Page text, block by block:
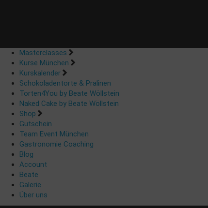
Masterclasses
Kurse München
Kurskalender
Schokoladentorte & Pralinen
Torten4You by Beate Wöllstein
Naked Cake by Beate Wöllstein
Shop
Gutschein
Team Event München
Gastronomie Coaching
Blog
Account
Beate
Galerie
Über uns